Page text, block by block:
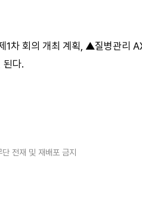
차 회의 개최 계획, ▲질병관리
된다.
전재 및 재배포 금지